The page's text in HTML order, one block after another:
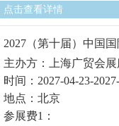
点击查看详情
2027（第十届）中国
主办方：上海广贸会展
时间：2027-04-23-
地点：北京
参展费1：